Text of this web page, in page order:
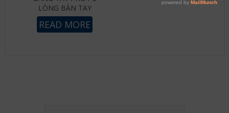
LÒNG BÀN TAY
READ MORE